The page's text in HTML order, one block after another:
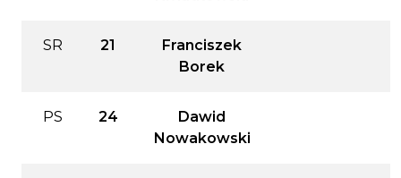
SR 21
Franciszek
Borek
PS 24
Dawid
Nowakowski